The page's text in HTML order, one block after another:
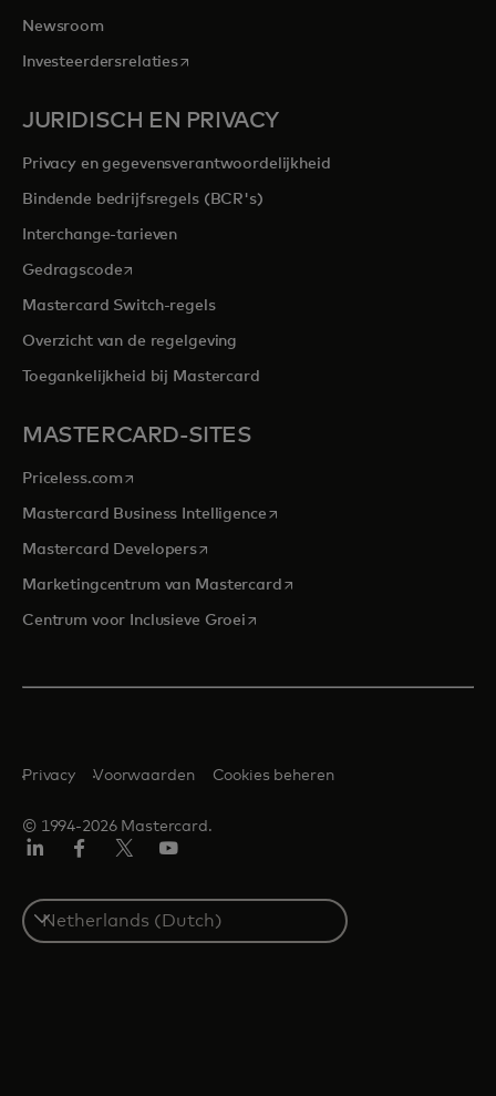
Newsroom
Investeerdersrelatiesopens in a new tab
JURIDISCH EN PRIVACY
Privacy en gegevensverantwoordelijkheid
Bindende bedrijfsregels (BCR's)
Interchange-tarieven
Gedragscodeopens in a new tab
Mastercard Switch-regels
Overzicht van de regelgeving
Toegankelijkheid bij Mastercard
MASTERCARD-SITES
Priceless.com opens in a new tab
Mastercard Business Intelligenceopens in a new tab
Mastercard Developersopens in a new tab
Marketingcentrum van Mastercardopens in a new tab
Centrum voor Inclusieve Groeiopens in a new tab
© 1994-2026 Mastercard.
Privacy Voorwaarden Cookies beheren
Select
a
country